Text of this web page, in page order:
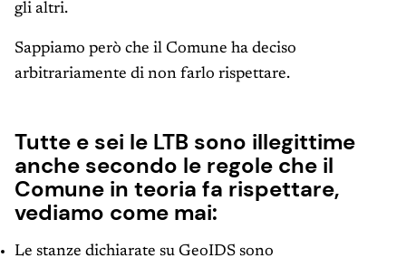
gli altri.
Sappiamo però che il Comune ha deciso
arbitrariamente di non farlo rispettare.
Tutte e sei le LTB sono illegittime
anche secondo le regole che il
Comune in teoria fa rispettare,
vediamo come mai:
Le stanze dichiarate su GeoIDS sono